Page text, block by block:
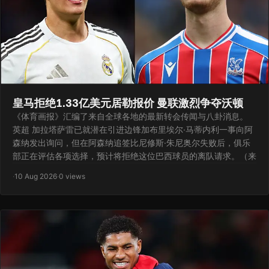
皇马拒绝1.33亿美元居勒报价 曼联激烈争夺沃顿
《体育画报》汇编了来自全球各地的最新转会传闻与八卦消息。
英超 加拉塔萨雷已就潜在引进边锋加布里埃尔·马蒂内利一事向阿
森纳发出询问，但在阿森纳追签比尼修斯·朱尼奥尔失败后，俱乐
部正在评估各项选择，预计将拒绝这位巴西球员的离队请求。（来
·10 Aug 2026·0 views